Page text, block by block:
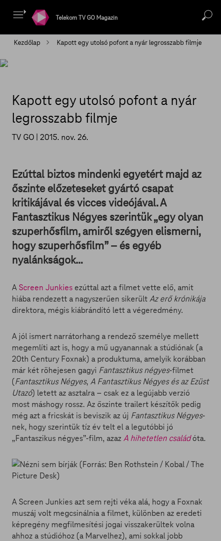
Telekom TV GO Magazin
Kezdőlap Kapott egy utolsó pofont a nyár legrosszabb filmje
Kapott egy utolsó pofont a nyár
legrosszabb filmje
TV GO | 2015. nov. 26.
Ezúttal biztos mindenki egyetért majd az
őszinte előzeteseket gyártó csapat
kritikájával és vicces videójával. A
Fantasztikus Négyes szerintük „egy olyan
szuperhősfilm, amiről szégyen elismerni,
hogy szuperhősfilm” – és egyéb
nyalánkságok…
A Screen Junkies ezúttal azt a filmet vette elő, amit
hiába rendezett a nagyszerűen sikerültAz erő krónikája
direktora, mégis kiábrándító lett a végeredmény.
A jól ismert narrátorhang a rendező személye mellett
megemlíti azt is, hogy a mű ugyanannak a stúdiónak (a
20th Century Foxnak) a produktuma, amelyik korábban
már két röhejesen gagyi Fantasztikus négyes-filmet
(Fantasztikus Négyes, A Fantasztikus Négyes és az Ezüst
Utazó) letett az asztalra – csak ez a legújabb verzió
most máshogy rossz. Az őszinte trailert készítők pedig
még azt a fricskát is beviszik az új Fantasztikus Négyes-
nek, hogy szerintük tíz év telt el a legutóbbi jó
„Fantaszikus négyes”-film, azazA hihetetlen családóta.
A Screen Junkies azt sem rejti véka alá, hogy a Foxnak
muszáj volt megcsinálnia a filmet, különben az eredeti
képregény megfilmesítési jogai visszakerültek volna
ahhoz a stúdióhoz (a Marvelhez), ami sokkal jobb